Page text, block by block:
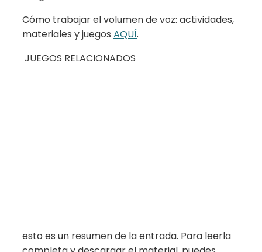
Cómo trabajar el volumen de voz: actividades,
materiales y juegos AQUÍ.
JUEGOS RELACIONADOS
esto es un resumen de la entrada. Para leerla